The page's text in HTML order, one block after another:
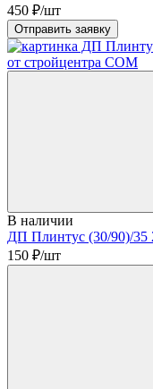
450 ₽/шт
Отправить заявку
В наличии
ДП Плинтус (30/90)/35
150 ₽/шт